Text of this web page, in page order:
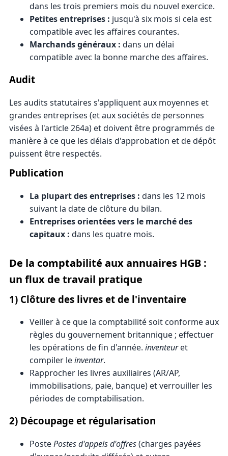
dans les trois premiers mois du nouvel exercice.
Petites entreprises : jusqu'à six mois si cela est
compatible avec les affaires courantes.
Marchands généraux : dans un délai
compatible avec la bonne marche des affaires.
Audit
Les audits statutaires s'appliquent aux moyennes et
grandes entreprises (et aux sociétés de personnes
visées à l'article 264a) et doivent être programmés de
manière à ce que les délais d'approbation et de dépôt
puissent être respectés.
Publication
La plupart des entreprises : dans les 12 mois
suivant la date de clôture du bilan.
Entreprises orientées vers le marché des
capitaux : dans les quatre mois.
De la comptabilité aux annuaires HGB :
un flux de travail pratique
1) Clôture des livres et de l'inventaire
Veiller à ce que la comptabilité soit conforme aux
règles du gouvernement britannique ; effectuer
les opérations de fin d'année. inventeuret
compiler leinventar.
Rapprocher les livres auxiliaires (AR/AP,
immobilisations, paie, banque) et verrouiller les
périodes de comptabilisation.
2) Découpage et régularisation
PostePostes d'appels d'offres(charges payées